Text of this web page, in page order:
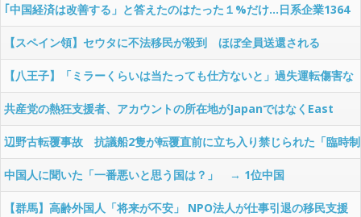
官「51分間」だと否定
｢中国経済は改善する」と答えたのはたった１%だけ…日系企業1364
社が吐露「中国ビジネスはもう大変」
【スペイン領】セウタに不法移民が殺到 ほぼ全員送還される
【八王子】「ミラーくらいは当たっても仕方ないと」過失運転傷害な
どの疑いで韓国籍の宋竜巳容疑者を再逮捕 男女6人負傷 警視庁
共産党の熱狂支援者、アカウントの所在地がJapanではなくEast
Asiaな件
辺野古転覆事故 抗議船2隻が転覆直前に立ち入り禁じられた「臨時制
限区域」に侵入していた・・・
中国人に聞いた「一番悪いと思う国は？」 → 1位中国
【群馬】高齢外国人「将来が不安」 NPO法人が仕事引退の移民支援